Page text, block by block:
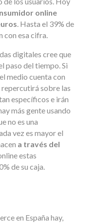
online
. Hasta el 39% de
con esa cifra.
digitales cree que
paso del tiempo. Si
medio cuenta con
sobre las
específicos e irán
más gente usando
no es una
vez es mayor el
a través del
estas
de su caja.
en España hay,